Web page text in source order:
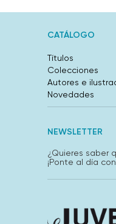
CATÁLOGO
Títulos
Colecciones
Autores e
Novedades
NEWSLETTER
¿Quieres saber
¡Ponte al día